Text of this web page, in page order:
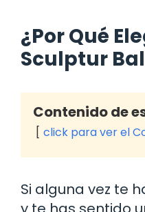
¿Por Qué
Sculptur
Contenido de
click para ver el
Si alguna vez te